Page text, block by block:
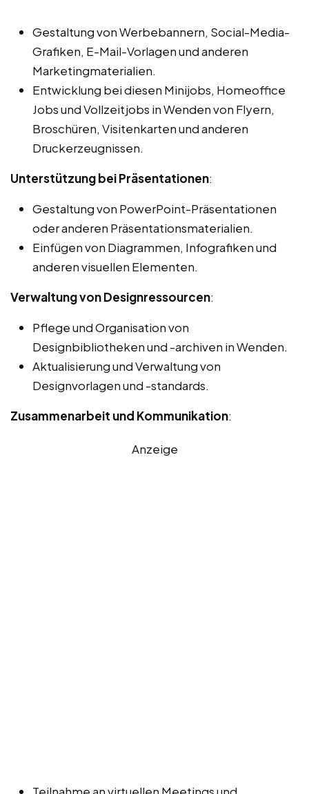
Gestaltung von Werbebannern, Social-Media-
Grafiken, E-Mail-Vorlagen und anderen
Marketingmaterialien.
Entwicklung bei diesen Minijobs, Homeoffice
Jobs und Vollzeitjobs in Wenden von Flyern,
Broschüren, Visitenkarten und anderen
Druckerzeugnissen.
Unterstützung bei Präsentationen:
Gestaltung von PowerPoint-Präsentationen
oder anderen Präsentationsmaterialien.
Einfügen von Diagrammen, Infografiken und
anderen visuellen Elementen.
Verwaltung von Designressourcen:
Pflege und Organisation von
Designbibliotheken und -archiven in Wenden.
Aktualisierung und Verwaltung von
Designvorlagen und -standards.
Zusammenarbeit und Kommunikation:
Anzeige
Teilnahme an virtuellen Meetings und